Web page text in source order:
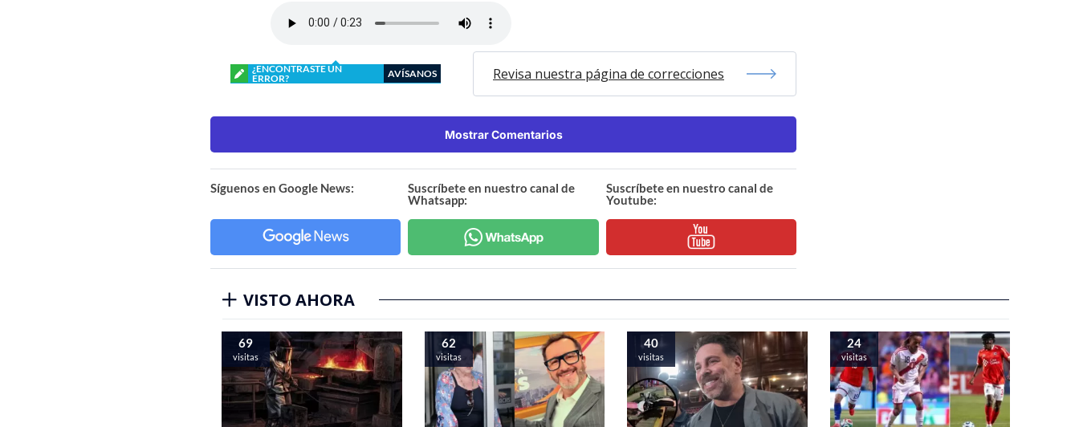
¿ENCONTRASTE UN
ERROR?
AVÍSANOS Revisa nuestra página de correcciones
Mostrar Comentarios
Síguenos en Google News:
Suscríbete en nuestro canal de
Whatsapp:
Suscríbete en nuestro canal de
Youtube:
VISTO AHORA
69
visitas
62
visitas
40
visitas
24
visitas